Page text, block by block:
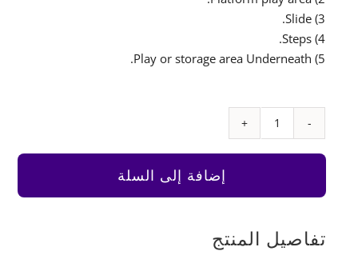
3) Slide.
4) Steps.
5) Play or storage area Underneath.
كمية
Corner
Set
3
إضافة إلى السلة
تفاصيل المنتج